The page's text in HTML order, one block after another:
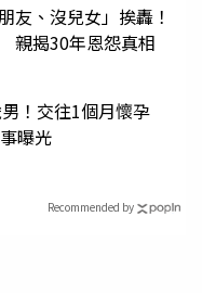
友、沒兒女」挨轟！
親揭30年恩怨真相
！交往1個月懷孕
曝光
Recommended by